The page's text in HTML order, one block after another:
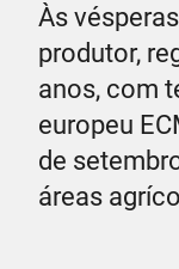
Às
produtor,
anos, com
europeu
de
áreas